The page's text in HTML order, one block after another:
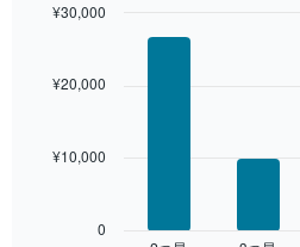
本
客
平
with
次
0
¥10,000
¥20,000
¥30,000